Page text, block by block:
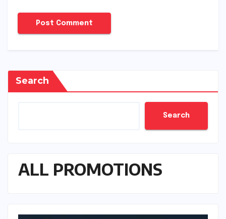
Search
Search
ALL PROMOTIONS